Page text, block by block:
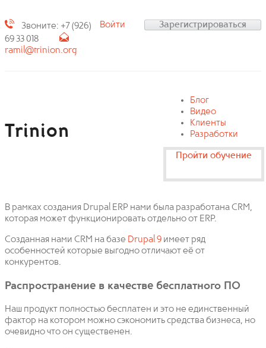
Звоните: +7 (926)
69 33 018
ramil@trinion.org
Войти Зарегистрироваться
Trinion
Блог
Видео
Клиенты
Разработки
Пройти обучение
В рамках создания Drupal ERP нами была разработана CRM,
которая может функционировать отдельно от ERP.
Созданная нами CRM на базе Drupal 9 имеет ряд
особенностей которые выгодно отличают её от
конкурентов.
Распространение в качестве бесплатного ПО
Наш продукт полностью бесплатен и это не единственный
фактор на котором можно сэкономить средства бизнеса, но
очевидно что он существенен.